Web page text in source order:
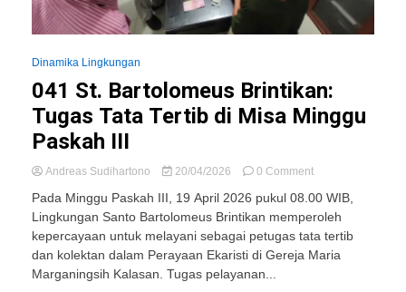
Dinamika Lingkungan
041 St. Bartolomeus Brintikan:
Tugas Tata Tertib di Misa Minggu
Paskah III
Andreas Sudihartono 20/04/2026 0 Commenton
St.
Bartolomeus
Brintikan:
Tugas
Pada Minggu Paskah III, 19 April 2026 pukul 08.00 WIB,
Lingkungan Santo Bartolomeus Brintikan memperoleh
kepercayaan untuk melayani sebagai petugas tata tertib
dan kolektan dalam Perayaan Ekaristi di Gereja Maria
Marganingsih Kalasan. Tugas pelayanan...